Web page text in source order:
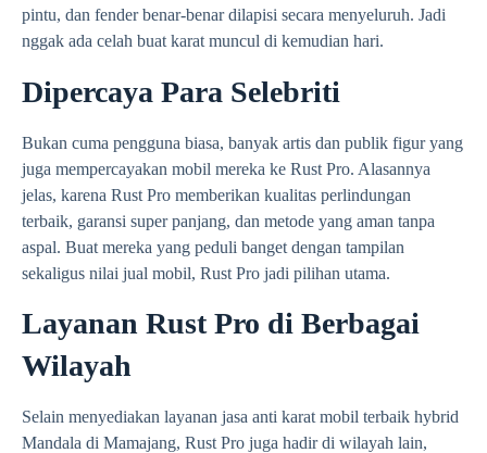
pintu, dan fender benar-benar dilapisi secara menyeluruh. Jadi
nggak ada celah buat karat muncul di kemudian hari.
Dipercaya Para Selebriti
Bukan cuma pengguna biasa, banyak artis dan publik figur yang
juga mempercayakan mobil mereka ke Rust Pro. Alasannya
jelas, karena Rust Pro memberikan kualitas perlindungan
terbaik, garansi super panjang, dan metode yang aman tanpa
aspal. Buat mereka yang peduli banget dengan tampilan
sekaligus nilai jual mobil, Rust Pro jadi pilihan utama.
Layanan Rust Pro di Berbagai
Wilayah
Selain menyediakan layanan jasa anti karat mobil terbaik hybrid
Mandala di Mamajang, Rust Pro juga hadir di wilayah lain,